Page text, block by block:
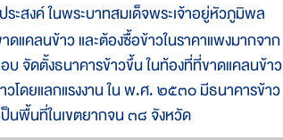
สงค์ ในพระบาทสมเด็จพระเจ้าอยู่หัวภูมิพล
แคลนข้าว และต้องซื้อข้าวในราคาแพงมากจาก
จัดตั้งธนาคารข้าวขึ้น ในท้องที่ที่ขาดแคลนข้าว
วโดยแลกแรงงาน ใน พ.ศ. ๒๕๓๐ มีธนาคารข้าว
นพื้นที่ในเขตยากจน ๓๘ จังหวัด